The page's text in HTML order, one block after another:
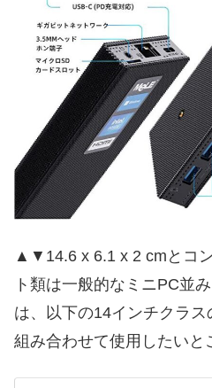
▲▼14.6 x 6.1 x 2 cmとコ
ト類は一般的なミニPC並
は、以下の14インチクラ
組み合わせて使用したいと